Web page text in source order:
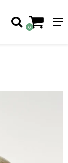
0